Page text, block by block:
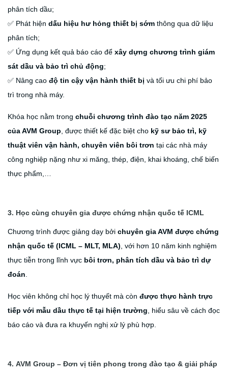
phân tích dầu;
✅ Phát hiện dấu hiệu hư hỏng thiết bị sớm thông qua dữ liệu
phân tích;
✅ Ứng dụng kết quả báo cáo để xây dựng chương trình giám
sát dầu và bảo trì chủ động;
✅ Nâng cao độ tin cậy vận hành thiết bị và tối ưu chi phí bảo
trì trong nhà máy.
Khóa học nằm trong chuỗi chương trình đào tạo năm 2025
của AVM Group , được thiết kế đặc biệt cho kỹ sư bảo trì, kỹ
thuật viên vận hành, chuyên viên bôi trơn tại các nhà máy
công nghiệp nặng như xi măng, thép, điện, khai khoáng, chế biến
thực phẩm,…
3. Học cùng chuyên gia được chứng nhận quốc tế ICML
Chương trình được giảng dạy bởi chuyên gia AVM được chứng
nhận quốc tế (ICML – MLT, MLA) , với hơn 10 năm kinh nghiệm
thực tiễn trong lĩnh vực bôi trơn, phân tích dầu và bảo trì dự
đoán
Học viên không chỉ học lý thuyết mà còn được thực hành trực
tiếp với mẫu dầu thực tế tại hiện trường , hiểu sâu về cách đọc
báo cáo và đưa ra khuyến nghị xử lý phù hợp.
4. AVM Group – Đơn vị tiên phong trong đào tạo & giải pháp